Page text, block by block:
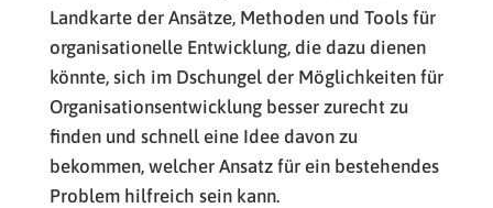
Landkarte der Ansätze, Methoden und Tools für
organisationelle Entwicklung, die dazu dienen
könnte, sich im Dschungel der Möglichkeiten für
Organisationsentwicklung besser zurecht zu
finden und schnell eine Idee davon zu
bekommen, welcher Ansatz für ein bestehendes
Problem hilfreich sein kann.